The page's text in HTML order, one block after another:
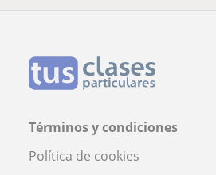
Términos y condiciones
Política de cookies